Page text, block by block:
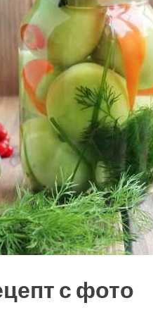
с фото